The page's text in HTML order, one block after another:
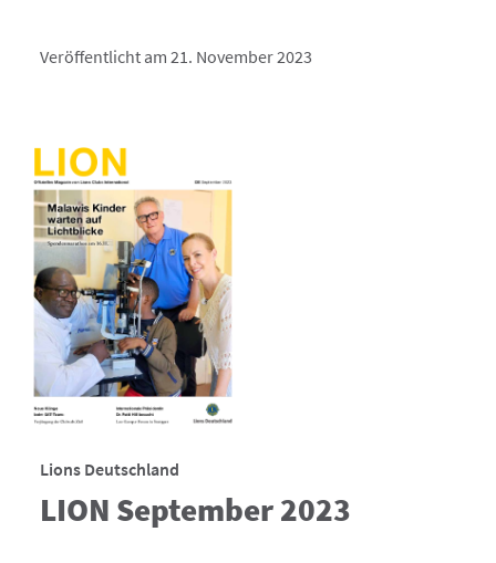
Veröffentlicht am 21. November 2023
Lions Deutschland
LION September 2023